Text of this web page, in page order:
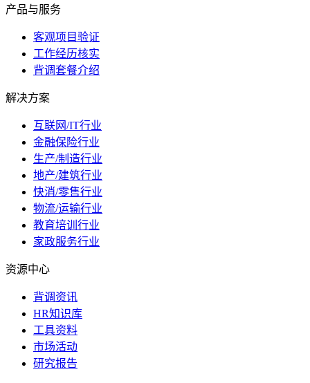
产品与服务
客观项目验证
工作经历核实
背调套餐介绍
解决方案
互联网/IT行业
金融保险行业
生产/制造行业
地产/建筑行业
快消/零售行业
物流/运输行业
教育培训行业
家政服务行业
资源中心
背调资讯
HR知识库
工具资料
市场活动
研究报告